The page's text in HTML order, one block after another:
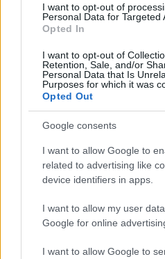
I want to opt-out of
Personal Data for Targeted
Opted In
I want to opt-out of
Retention, Sale, and/or
Personal Data that Is
Purposes for which it was
Opted Out
Google consents
I want to allow Google to
related to advertising like
device identifiers in apps.
I want to allow my user
Google for online
I want to allow Google to
Ακολουθήστε τοinsider.gr στο
πρώτοι όλες τιςειδήσεις